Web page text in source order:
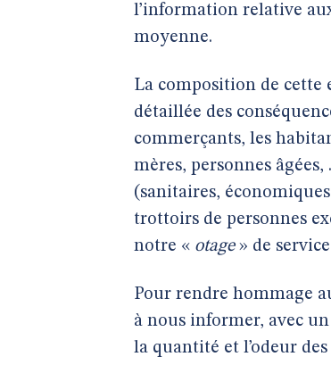
l’information relative
moyenne.
La composition de cette
détaillée des
commerçants, les
mères, personnes
(sanitaires,
trottoirs de personnes
notre « otage» de
Pour rendre hommage
à nous informer, avec
la quantité et l’odeur